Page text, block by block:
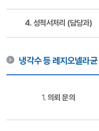
4. 성적서처리 (담당과)
냉각수 등 레지오넬라
1. 의뢰 문의